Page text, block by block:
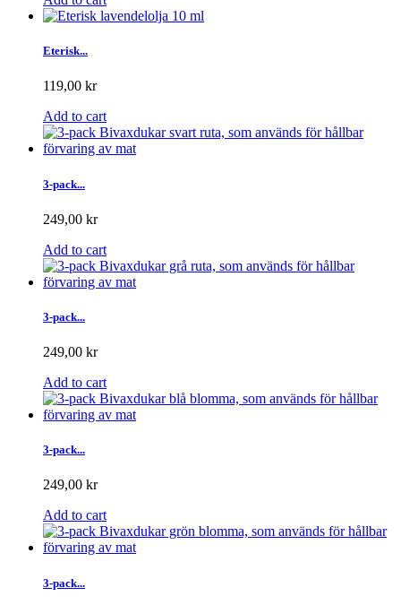
Eterisk...
119,00 kr
Add to cart
3-pack...
249,00 kr
Add to cart
3-pack...
249,00 kr
Add to cart
3-pack...
249,00 kr
Add to cart
3-pack...